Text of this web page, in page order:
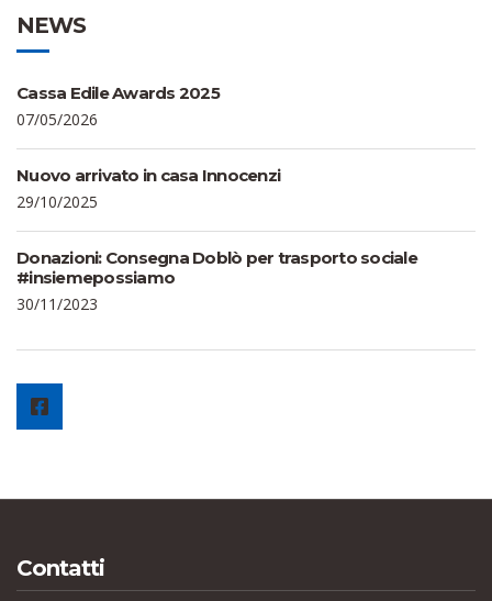
NEWS
Cassa Edile Awards 2025
07/05/2026
Nuovo arrivato in casa Innocenzi
29/10/2025
Donazioni: Consegna Doblò per trasporto sociale
#insiemepossiamo
30/11/2023
Contatti